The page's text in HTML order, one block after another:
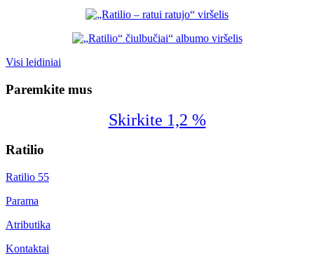
Visi leidiniai
Paremkite mus
Skirkite 1,2 %
Ratilio
Ratilio 55
Parama
Atributika
Kontaktai